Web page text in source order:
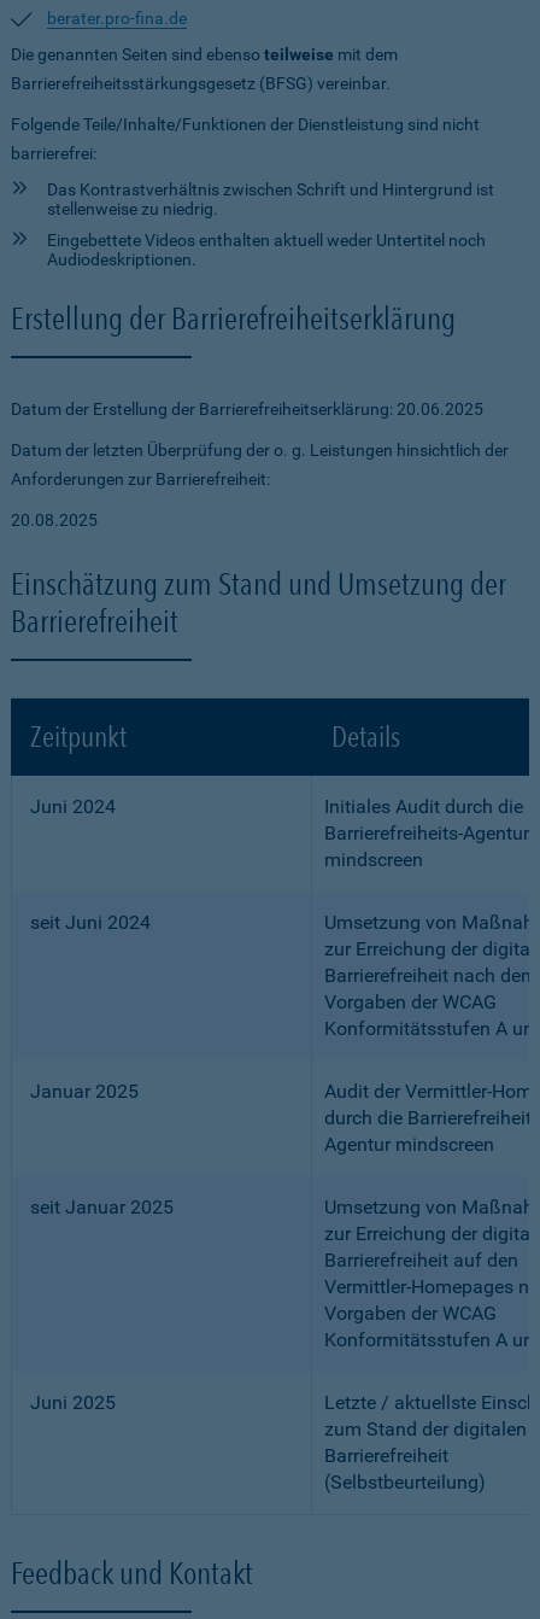
berater.pro-fina.de
Die genannten Seiten sind ebensoteilweise mit dem
Barrierefreiheitsstärkungsgesetz (BFSG) vereinbar.
Folgende Teile/Inhalte/Funktionen der Dienstleistung sind nicht
barrierefrei:
Das Kontrastverhältnis zwischen Schrift und Hintergrund ist
stellenweise zu niedrig.
Eingebettete Videos enthalten aktuell weder Untertitel noch
Audiodeskriptionen.
Erstellung der Barrierefreiheitserklärung
Datum der Erstellung der Barrierefreiheitserklärung: 20.06.2025
Datum der letzten Überprüfung der o. g. Leistungen hinsichtlich der
Anforderungen zur Barrierefreiheit:
20.08.2025
Einschätzung zum Stand und Umsetzung der
Barrierefreiheit
Zeitpunkt Details
Juni 2024
Initiales Audit durch die
Barrierefreiheits-Agentur
mindscreen
seit Juni 2024
Umsetzung von
zur Erreichung der
Barrierefreiheit nach den
Vorgaben der WCAG
Konformitätsstufen A
Januar 2025
Audit der Vermittler-
durch die
Agentur mindscreen
seit Januar 2025
Umsetzung von
zur Erreichung der
Barrierefreiheit auf den
Vermittler-Homepages
Vorgaben der WCAG
Konformitätsstufen A
Juni 2025
Letzte / aktuellste
zum Stand der digitalen
Barrierefreiheit
(Selbstbeurteilung)
Feedback und Kontakt